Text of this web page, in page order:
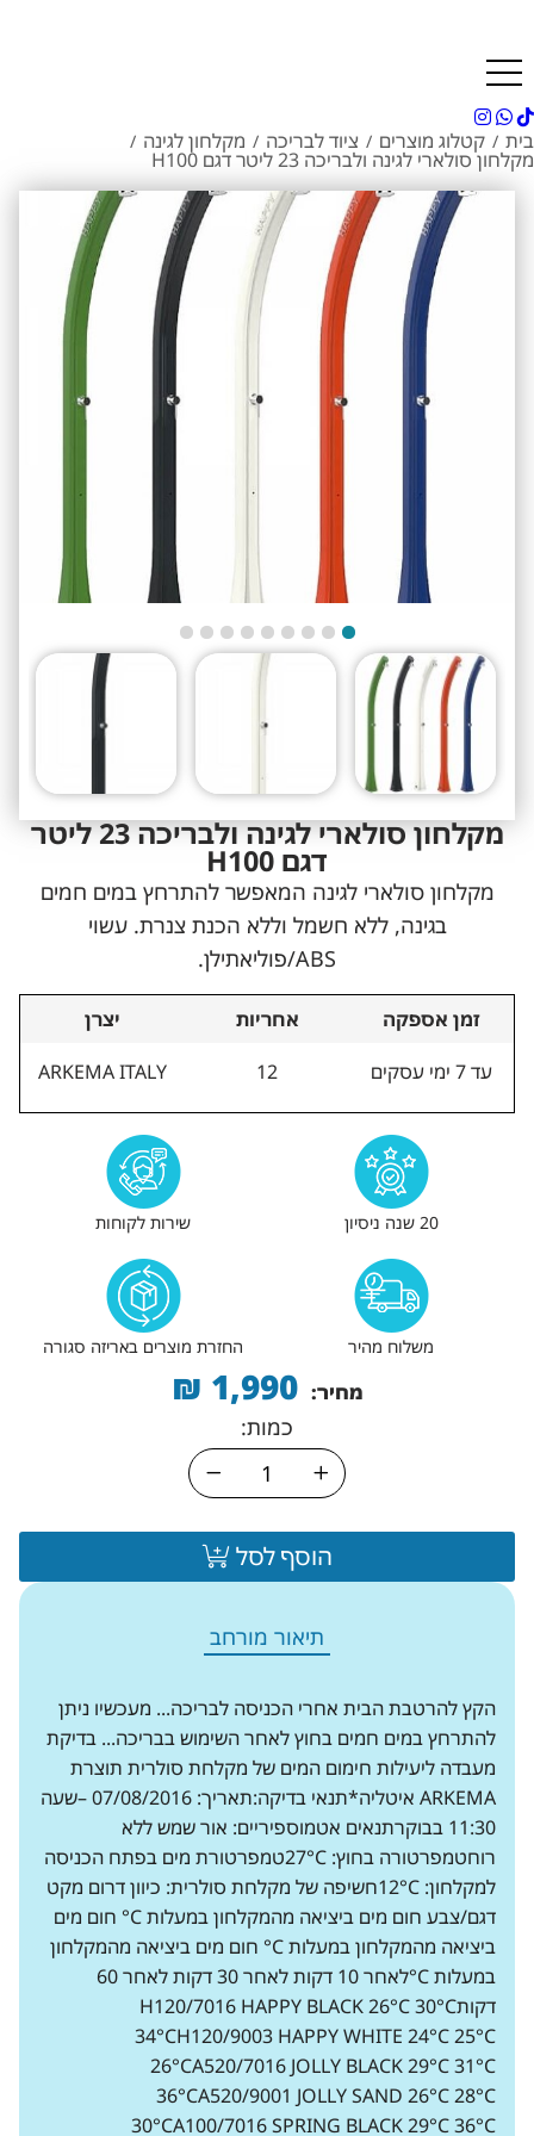
בית / קטלוג מוצרים / ציוד לבריכה / מקלחון לגינה /
מקלחון סולארי לגינה ולבריכה 23 ליטר דגם H100
מקלחון סולארי לגינה ולבריכה 23 ליטר
דגם H100
מקלחון סולארי לגינה המאפשר להתרחץ במים חמים
בגינה, ללא חשמל וללא הכנת צנרת. עשוי
ABS/פוליאתילן.
זמן אספקה
עד 7 ימי עסקים
אחריות
12
יצרן
ARKEMA ITALY
20 שנה ניסיון שירות לקוחות
משלוח מהיר החזרת מוצרים באריזה סגורה
מחיר: 1,990
₪
כמות:
הוסף לסל
תיאור מורחב
הקץ להרטבת הבית אחרי הכניסה לבריכה... מעכשיו ניתן
להתרחץ במים חמים בחוץ לאחר השימוש בבריכה... בדיקת
מעבדה ליעילות חימום המים של מקלחת סולרית תוצרת
ARKEMA איטליה*תנאי בדיקה:תאריך: 07/08/2016 –שעה
11:30 בבוקרתנאים אטמוספיריים: אור שמש ללא
רוחטמפרטורה בחוץ: 27°Cטמפרטורת מים בפתח הכניסה
למקלחון: 12°Cחשיפה של מקלחת סולרית: כיוון דרום מקט
דגם/צבע חום מים ביציאה מהמקלחון במעלות C° חום מים
ביציאה מהמקלחון במעלות C° חום מים ביציאה מהמקלחון
במעלות C°לאחר 10 דקות לאחר 30 דקות לאחר 60
דקותH120/7016 HAPPY BLACK 26°C 30°C
34°CH120/9003 HAPPY WHITE 24°C 25°C
26°CA520/7016 JOLLY BLACK 29°C 31°C
36°CA520/9001 JOLLY SAND 26°C 28°C
30°CA100/7016 SPRING BLACK 29°C 36°C